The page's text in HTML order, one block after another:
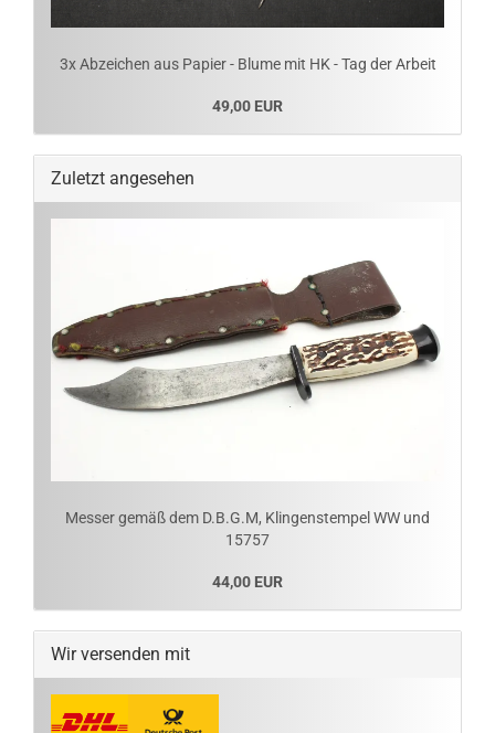
3x Abzeichen aus Papier - Blume mit HK - Tag der Arbeit
49,00 EUR
Zuletzt angesehen
Messer gemäß dem D.B.G.M, Klingenstempel WW und
15757
44,00 EUR
Wir versenden mit